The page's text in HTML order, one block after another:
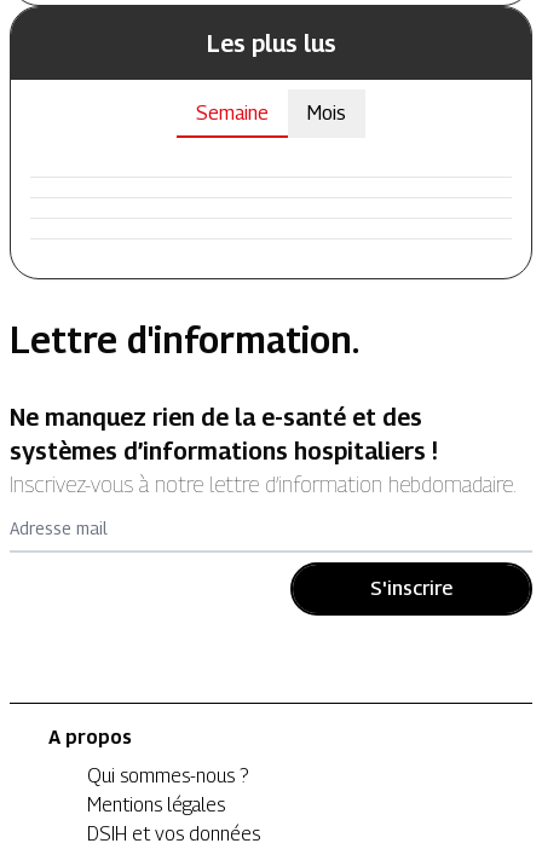
Les plus lus
Semaine Mois
Lettre d'information.
Ne manquez rien de la e-santé et des
systèmes d’informations hospitaliers !
Inscrivez-vous à notre lettre d’information hebdomadaire.
Adresse mail
S'inscrire
A propos
Qui sommes-nous ?
Mentions légales
DSIH et vos données